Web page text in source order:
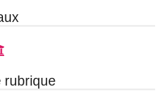
rubrique